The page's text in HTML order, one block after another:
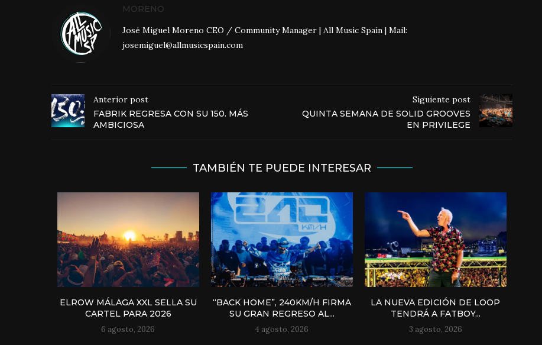
MORENO
José Miguel Moreno CEO / Community Manager | All Music Spain | Mail:
josemiguel@allmusicspain.com
Anterior post
FABRIK REGRESA CON SU 150. MÁS
AMBICIOSA
Siguiente post
QUINTA SEMANA DE SOLID GROOVES
EN PRIVILEGE
TAMBIÉN TE PUEDE INTERESAR
ELROW MÁLAGA XXL SELLA SU
CARTEL PARA 2026
6 agosto, 2026
“BACK HOME”, 240KM/H FIRMA
SU GRAN REGRESO AL...
4 agosto, 2026
LA NUEVA EDICIÓN DE LOOP
TENDRÁ A FATBOY...
3 agosto, 2026